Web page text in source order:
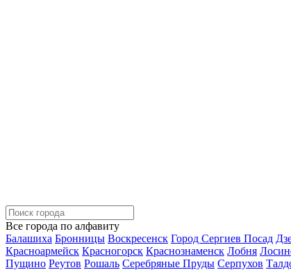
Все города по алфавиту
Балашиха Бронницы Воскресенск Город Сергиев Посад
Красноармейск Красногорск Краснознаменск Лобня
Пущино Реутов Рошаль Серебряные Пруды Серпухов